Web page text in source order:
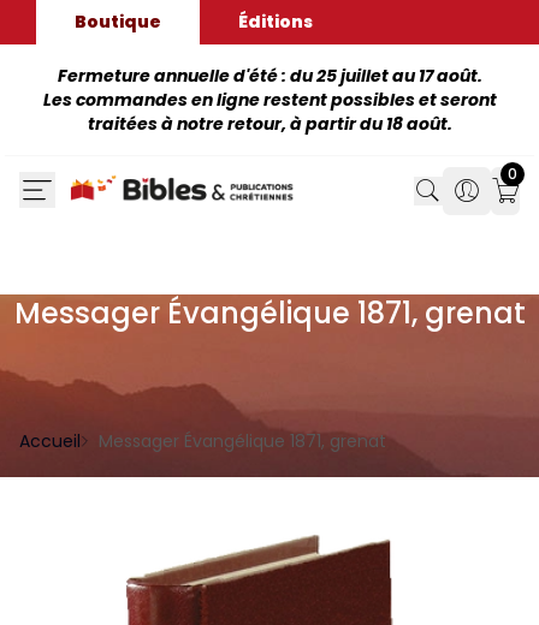
Boutique Éditions
Fermeture annuelle d'été : du 25 juillet au 17 août.
Les commandes en ligne restent possibles et seront
traitées à notre retour, à partir du 18 août.
Search
Search
0
Messager Évangélique 1871, grenat
Accueil Messager Évangélique 1871, grenat